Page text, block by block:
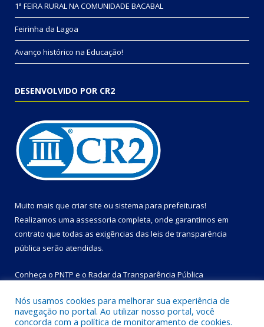
1ª FEIRA RURAL NA COMUNIDADE BACABAL
Feirinha da Lagoa
Avanço histórico na Educação!
DESENVOLVIDO POR CR2
Muito mais que criar site ou sistema para prefeituras!
Realizamos uma assessoria completa, onde garantimos em
contrato que todas as exigências das leis de transparência
pública serão atendidas.
Conheça o PNTP e o Radar da Transparência Pública
Nós usamos cookies para melhorar sua experiência de
navegação no portal. Ao utilizar nosso portal, você
concorda com a política de monitoramento de cookies.